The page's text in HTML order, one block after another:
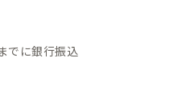
でに銀行振込